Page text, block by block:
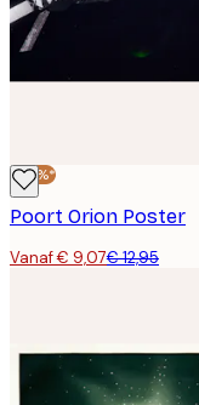
-30%*
Poort Orion Poster
Vanaf € 9,07€ 12,95